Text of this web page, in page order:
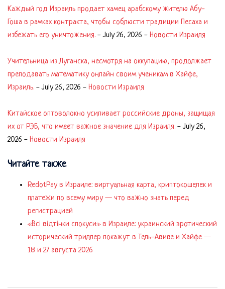
Каждый год Израиль продает хамец арабскому жителю Абу-
Гоша в рамках контракта, чтобы соблюсти традиции Песаха и
избежать его уничтожения. -July 26, 2026 - Новости Израиля
Учительница из Луганска, несмотря на оккупацию, продолжает
преподавать математику онлайн своим ученикам в Хайфе,
Израиль. -July 26, 2026 - Новости Израиля
Китайское оптоволокно усиливает российские дроны, защищая
их от РЭБ, что имеет важное значение для Израиля. -July 26,
2026 - Новости Израиля
Читайте также
RedotPay в Израиле: виртуальная карта, криптокошелек и
платежи по всему миру — что важно знать перед
регистрацией
«Всі відтінки спокуси» в Израиле: украинский эротический
исторический триллер покажут в Тель-Авиве и Хайфе —
18 и 27 августа 2026